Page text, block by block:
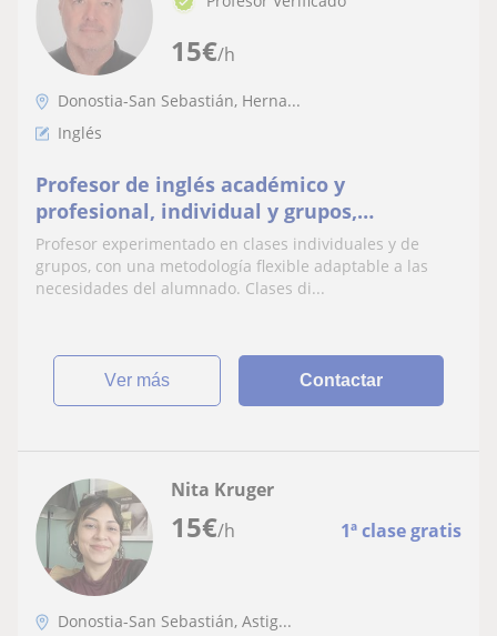
15€/h
Donostia-San Sebastián, Herna...
Inglés
Profesor de inglés académico y
profesional, individual y grupos,
particulares o empresas
Profesor experimentado en clases individuales y de
grupos, con una metodología flexible adaptable a las
necesidades del alumnado. Clases di...
ver más Contactar
15€/h 1ª clase gratis
Nita Kruger
Donostia-San Sebastián, Astig...